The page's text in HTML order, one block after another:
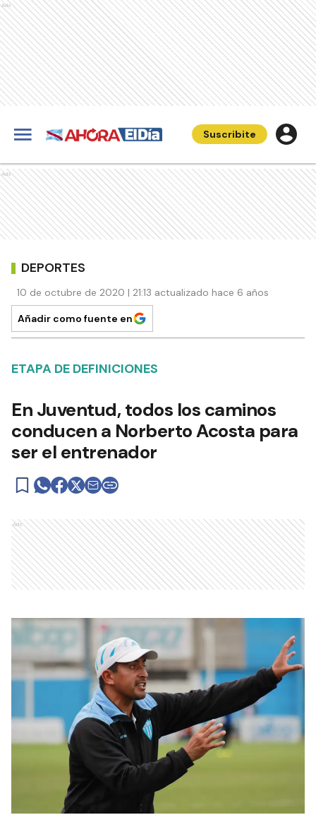
Ads
Suscribite
Ads
DEPORTES
10 de octubre de 2020 | 21:13 actualizado hace 6 años
Añadir como fuente en
ETAPA DE DEFINICIONES
En Juventud, todos los caminos
conducen a Norberto Acosta para
ser el entrenador
Ads